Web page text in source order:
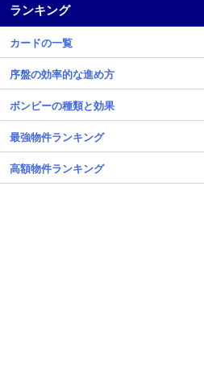
ランキング
カードの一覧
序盤の効率的な進め方
ボンビーの種類と効果
最強物件ランキング
高額物件ランキング